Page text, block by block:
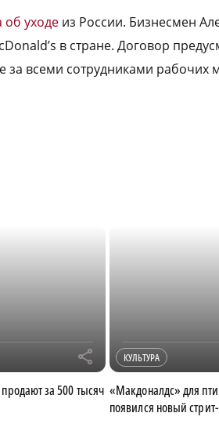
об уходе из России. Бизнесмен
в стране. Договор
всеми сотрудниками рабочих
r
за 500 тысяч
КУЛЬТУРА
«Макдоналдс» для
появился новый